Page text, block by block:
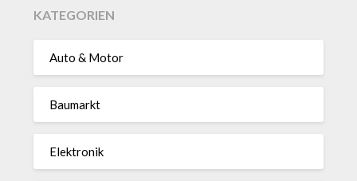
KATEGORIEN
Auto & Motor
Baumarkt
Elektronik